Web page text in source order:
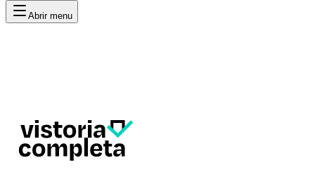
Abrir menu